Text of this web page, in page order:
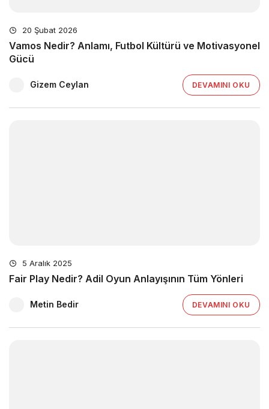
20 Şubat 2026
Vamos Nedir? Anlamı, Futbol Kültürü ve Motivasyonel
Gücü
Gizem Ceylan DEVAMINI OKU
5 Aralık 2025
Fair Play Nedir? Adil Oyun Anlayışının Tüm Yönleri
Metin Bedir DEVAMINI OKU